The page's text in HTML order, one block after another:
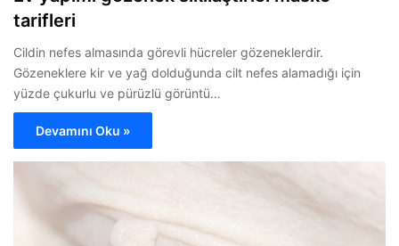
tarifleri
Cildin nefes almasında görevli hücreler gözeneklerdir.
Gözeneklere kir ve yağ dolduğunda cilt nefes alamadığı için
yüzde çukurlu ve pürüzlü görüntü…
Devamını Oku »